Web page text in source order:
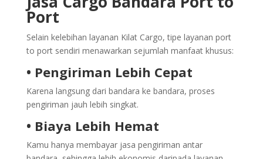
Port
Selain kelebihan layanan Kilat Cargo, tipe layanan port
to port sendiri menawarkan sejumlah manfaat khusus:
• Pengiriman Lebih Cepat
Karena langsung dari bandara ke bandara, proses
pengiriman jauh lebih singkat.
• Biaya Lebih Hemat
Kamu hanya membayar jasa pengiriman antar